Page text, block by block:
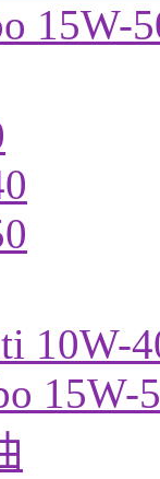
15W-
10W-
15W-